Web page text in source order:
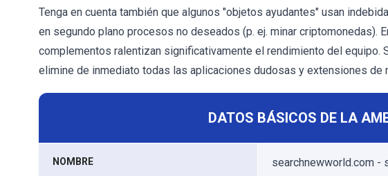
Tenga en cuenta también que algunos "objetos ayudantes" usan
en segundo plano procesos no deseados (p. ej. minar criptomonedas).
complementos ralentizan significativamente el rendimiento del equipo.
elimine de inmediato todas las aplicaciones dudosas y extensiones de
DATOS BÁSICOS DE LA
NOMBRE searchnewworld.com -